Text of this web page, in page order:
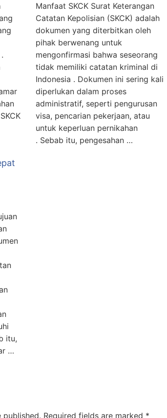
Manfaat SKCK Surat Keterangan
Catatan Kepolisian (SKCK) adalah
dokumen yang diterbitkan oleh
pihak berwenang untuk
mengonfirmasi bahwa seseorang
tidak memiliki catatan kriminal di
Indonesia . Dokumen ini sering kali
diperlukan dalam proses
administratif, seperti pengurusan
visa, pencarian pekerjaan, atau
untuk keperluan pernikahan
. Sebab itu, pengesahan …
itu,
…
published. Required fields are marked *